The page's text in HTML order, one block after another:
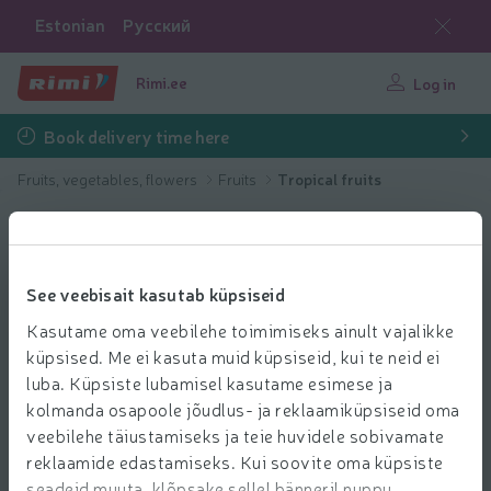
See veebisait kasutab küpsiseid
Kasutame oma veebilehe toimimiseks ainult vajalikke
küpsised. Me ei kasuta muid küpsiseid, kui te neid ei
luba. Küpsiste lubamisel kasutame esimese ja
kolmanda osapoole jõudlus- ja reklaamiküpsiseid oma
veebilehe täiustamiseks ja teie huvidele sobivamate
reklaamide edastamiseks. Kui soovite oma küpsiste
Estonian Русский
Rimi.ee Log in
Book delivery time here
Fruits, vegetables, flowers Fruits Tropical fruits